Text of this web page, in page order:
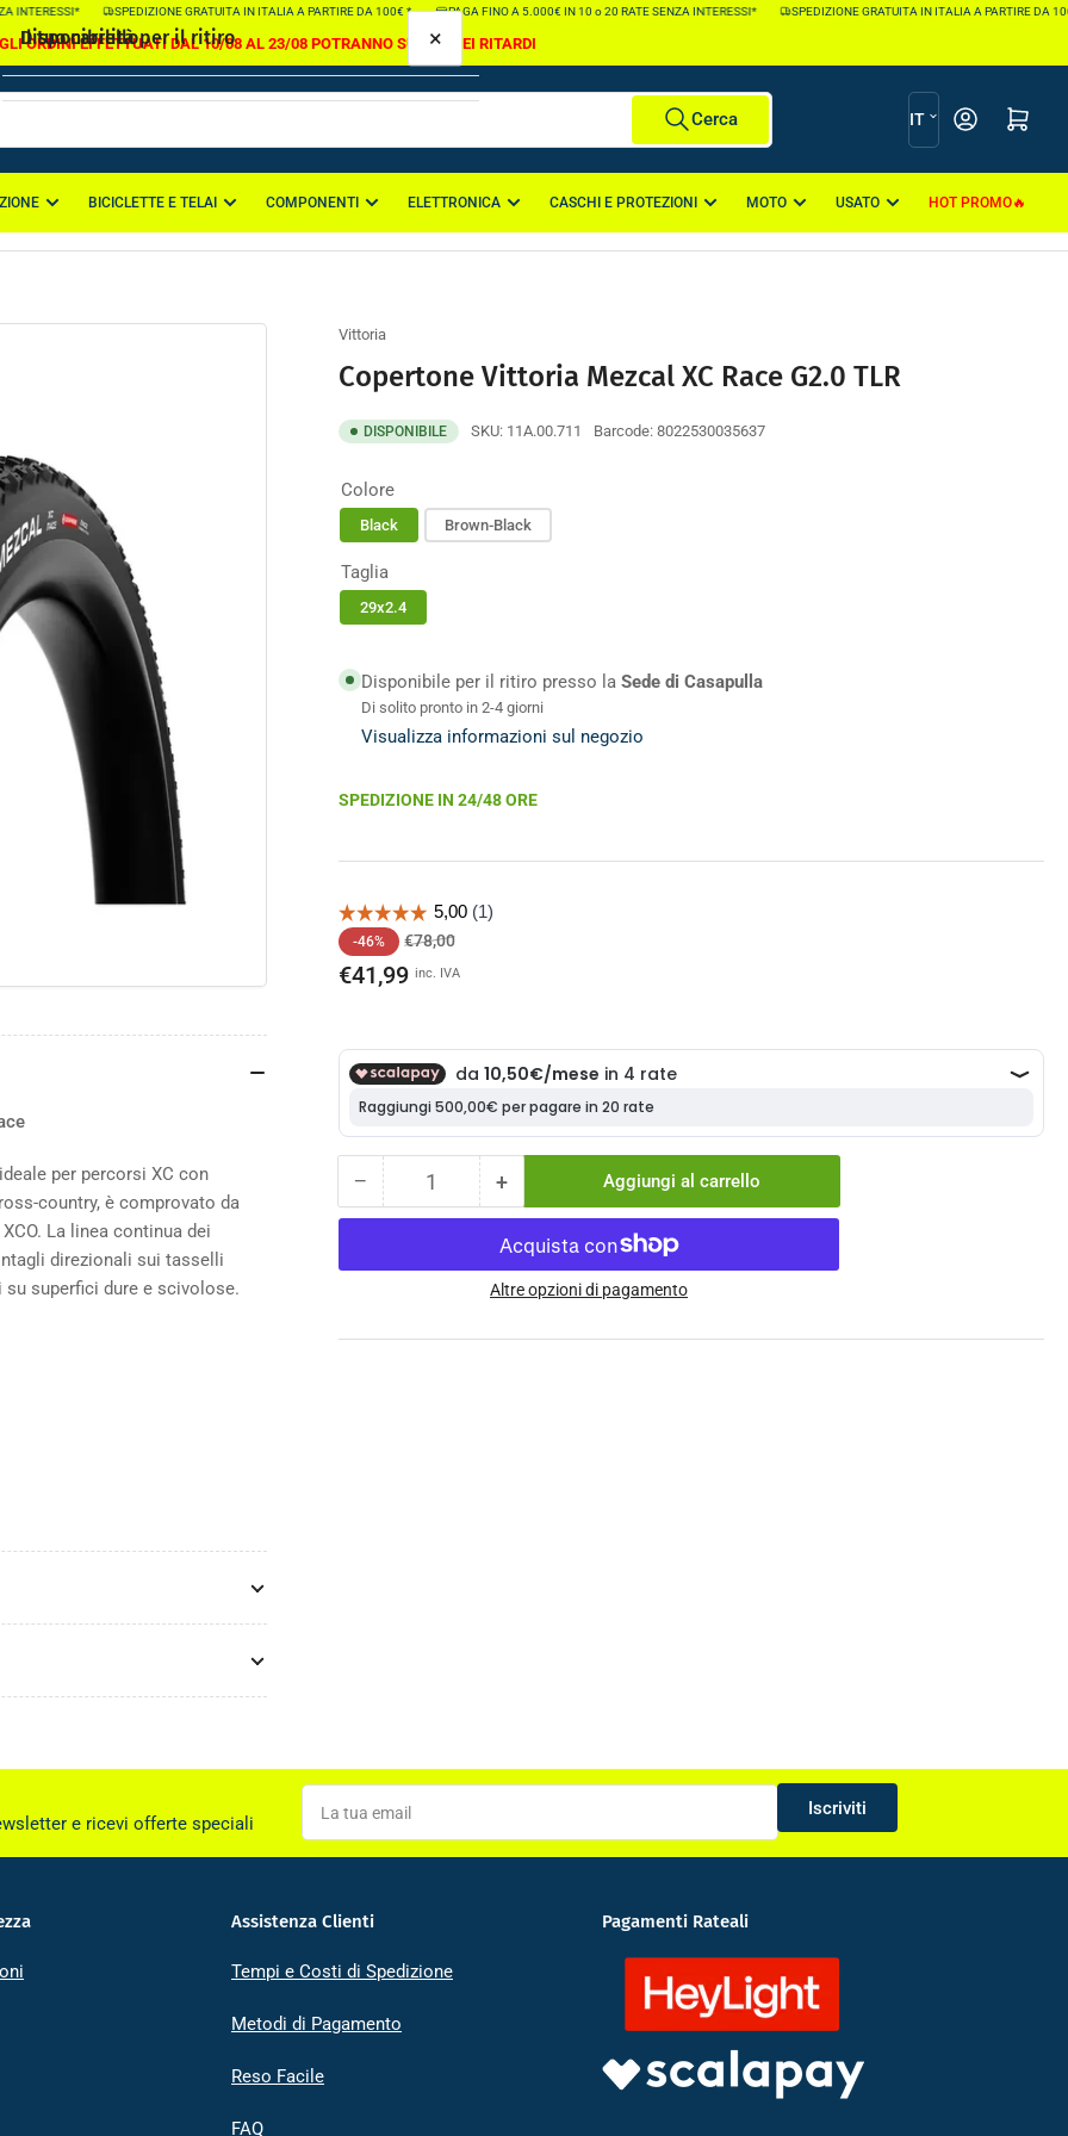
SPEDIZIONE GRATUITA IN ITALIA A PARTIRE DA 100€ * PAGA FINO A 5.000€ IN 10 o 20 RATE SENZA INTERESSI* SPEDIZIONE GRATUITA IN ITALIA A PARTIRE DA
GLI ORDINI EFFETTUATI DAL 10/08 AL 23/08 POTRANNO SUBIRE DEI RITARDI
Cerca
L
i
n
u
IT Apri il mini
BICICLETTE E TELAI COMPONENTI ELETTRONICA CASCHI E PROTEZIONI MOTO USATO HOT PROMO
Vittoria
Copertone Vittoria Mezcal XC Race G2.0 TLR
DISPONIBILE SKU: 11A.00.711 Barcode: 8022530035637
Colore
Black Brown-Black
Taglia
29x2.4
Disponibile per il ritiro presso la Sede di Casapulla
Di solito pronto in 2-4 giorni
Visualizza informazioni sul negozio
SPEDIZIONE IN 24/48 ORE
Prezzo
di
-46% €78,00Prezzo
scontato
€41,99 inc. IVA
− Diminuisci
la
per
Mezcal
Quantità +Aumenta
la
quantità
per
Copertone
Mezcal
Aggiungi al carrello
Altre opzioni di pagamento
per percorsi XC con
country, è comprovato da
La linea continua dei
direzionali sui tasselli
superfici dure e scivolose.
e ricevi offerte speciali
La
tua
email
Iscriviti
Assistenza Clienti
Tempi e Costi di Spedizione
Metodi di Pagamento
Reso Facile
FAQ
Pagamenti Rateali
Il tuo carrello ×
Il tuo carrello è vuoto
Disponibilità per il ritiro ×
Copertone Vittoria Mezcal XC Race G2.0 TLR
Sede di Casapulla
Via Nazionale Appia 114